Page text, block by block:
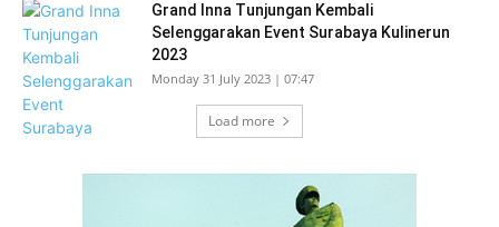
Grand Inna Tunjungan Kembali
Selenggarakan Event Surabaya Kulinerun
2023
Monday 31 July 2023 | 07:47
Load more